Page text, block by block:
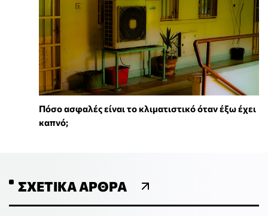
Πόσο ασφαλές είναι το κλιματιστικό όταν έξω έχει
καπνό;
ΣΧΕΤΙΚΆ ΆΡΘΡΑ